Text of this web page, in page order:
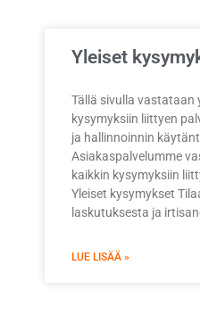
Yleiset
Tällä sivulla vastataan
kysymyksiin liittyen
ja hallinnoinnin
Asiakaspalvelumme
kaikkin kysymyksiin
Yleiset kysymykset
laskutuksesta ja
LUE LISÄÄ »